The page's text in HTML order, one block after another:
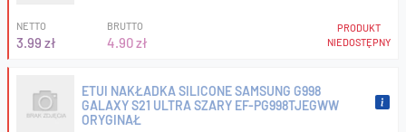
NETTO
3.99 zł
BRUTTO
4.90 zł
PRODUKT
NIEDOSTĘPNY
ETUI NAKŁADKA SILICONE SAMSUNG G998
GALAXY S21 ULTRA SZARY EF-PG998TJEGWW
ORYGINAŁ